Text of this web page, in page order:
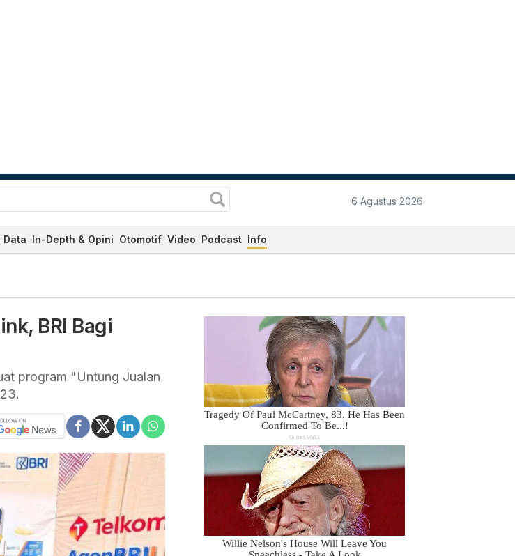
6 Agustus 2026
Data In-Depth & Opini Otomotif Video Podcast Info
BRI Bagi
program "Untung Jualan